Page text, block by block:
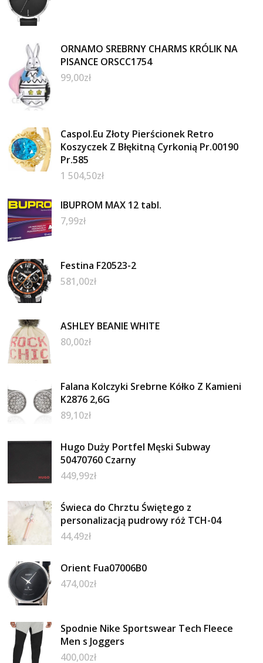
ORNAMO SREBRNY CHARMS KRÓLIK NA
PISANCE ORSCC1754
99,00zł
Caspol.Eu Złoty Pierścionek Retro
Koszyczek Z Błękitną Cyrkonią Pr.00190
Pr.585
1 504,50zł
IBUPROM MAX 12 tabl.
7,99zł
Festina F20523-2
581,00zł
ASHLEY BEANIE WHITE
80,00zł
Falana Kolczyki Srebrne Kółko Z Kamieni
K2876 2,6G
89,10zł
Hugo Duży Portfel Męski Subway
50470760 Czarny
449,99zł
Świeca do Chrztu Świętego z
personalizacją pudrowy róż TCH-04
44,49zł
Orient Fua07006B0
474,00zł
Spodnie Nike Sportswear Tech Fleece
Men s Joggers
400,00zł